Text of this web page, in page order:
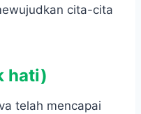
cita-cita
hati)
telah mencapai